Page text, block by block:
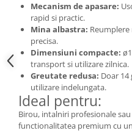
Camasi
Pantaloni
Pantaloni cu pieptar
Hanorace
Jachete
Impermeabile
Veste
Reflectorizante
Incaltaminte
Mecanism de apasare:
rapid si practic.
Mina albastra:
precisa.
Dimensiuni compacte:
transport si utilizare zilnica.
Greutate redusa: Doar
utilizare indelungata.
Ideal pentru:
Birou, intalniri profesionale
functionalitatea premium cu